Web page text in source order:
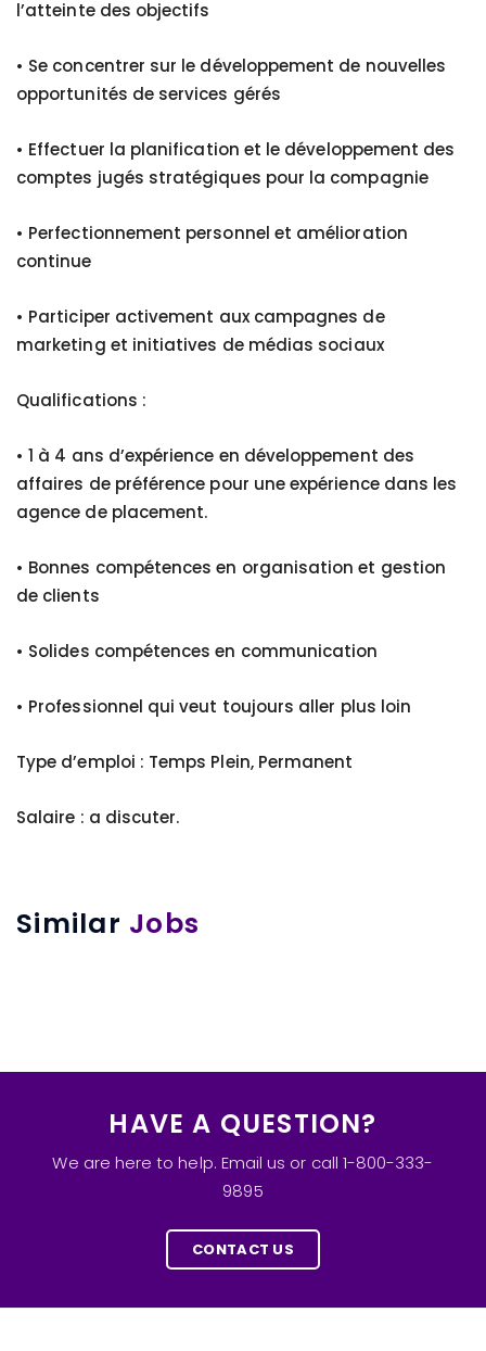
l’atteinte des objectifs
• Se concentrer sur le développement de nouvelles
opportunités de services gérés
• Effectuer la planification et le développement des
comptes jugés stratégiques pour la compagnie
• Perfectionnement personnel et amélioration
continue
• Participer activement aux campagnes de
marketing et initiatives de médias sociaux
Qualifications :
• 1 à 4 ans d’expérience en développement des
affaires de préférence pour une expérience dans les
agence de placement.
• Bonnes compétences en organisation et gestion
de clients
• Solides compétences en communication
• Professionnel qui veut toujours aller plus loin
Type d’emploi : Temps Plein, Permanent
Salaire : a discuter.
Similar Jobs
HAVE A QUESTION?
We are here to help. Email us or call 1-800-333-
9895
CONTACT US